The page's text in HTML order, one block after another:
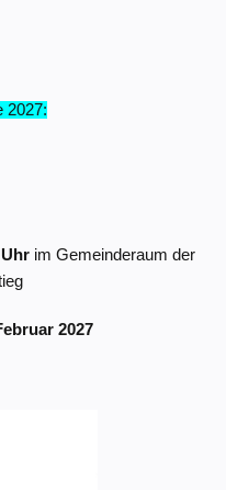
2027:
im Gemeinderaum der
2027